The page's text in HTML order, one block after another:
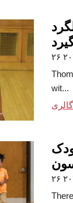
wit...